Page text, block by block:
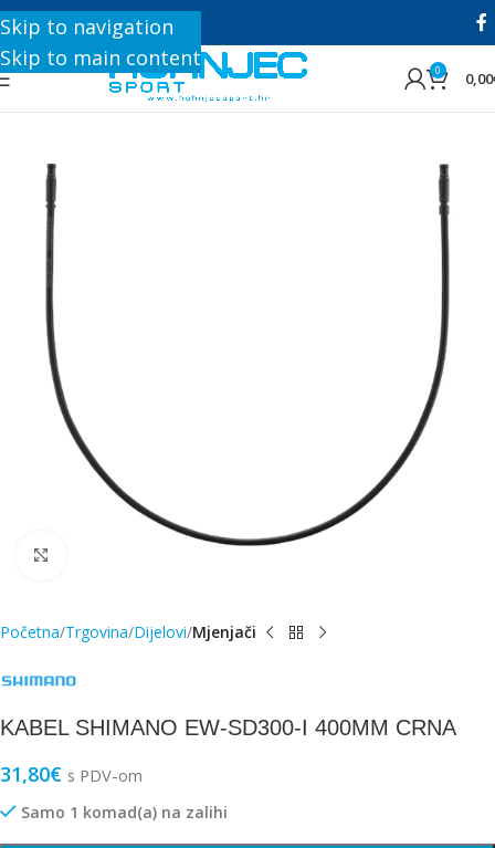
Skip to navigation
Skip to main content
+385 1 8896 200
0 0,00
Početna Trgovina Dijelovi Mjenjači
KABEL SHIMANO EW-SD300-I 400MM CRNA
31,80€ s PDV-om
Samo 1 komad(a) na zalihi